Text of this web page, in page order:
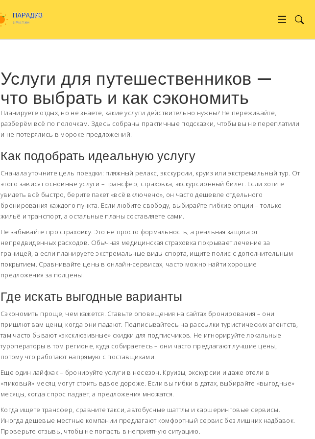
Услуги для путешественников —
что выбрать и как сэкономить
Планируете отдых, но не знаете, какие услуги действительно нужны? Не переживайте,
разберём всё по полочкам. Здесь собраны практичные подсказки, чтобы вы не переплатили
и не потерялись в мороке предложений.
Как подобрать идеальную услугу
Сначала уточните цель поездки: пляжный релакс, экскурсии, круиз или экстремальный тур. От
этого зависят основные услуги – трансфер, страховка, экскурсионный билет. Если хотите
увидеть всё быстро, берите пакет «всё включено», он часто дешевле отдельного
бронирования каждого пункта. Если любите свободу, выбирайте гибкие опции – только
жильё и транспорт, а остальные планы составляете сами.
Не забывайте про страховку. Это не просто формальность, а реальная защита от
непредвиденных расходов. Обычная медицинская страховка покрывает лечение за
границей, а если планируете экстремальные виды спорта, ищите полис с дополнительным
покрытием. Сравнивайте цены в онлайн‑сервисах, часто можно найти хорошие
предложения за полцены.
Где искать выгодные варианты
Сэкономить проще, чем кажется. Ставьте оповещения на сайтах бронирования – они
пришлют вам цены, когда они падают. Подписывайтесь на рассылки туристических агентств,
там часто бывают «эксклюзивные» скидки для подписчиков. Не игнорируйте локальные
туроператоры в том регионе, куда собираетесь – они часто предлагают лучшие цены,
потому что работают напрямую с поставщиками.
Еще один лайфхак – бронируйте услуги в несезон. Круизы, экскурсии и даже отели в
«пиковый» месяц могут стоить вдвое дороже. Если вы гибки в датах, выбирайте «выгодные»
месяцы, когда спрос падает, а предложения множатся.
Когда ищете трансфер, сравните такси, автобусные шаттлы и каршеринговые сервисы.
Иногда дешевые местные компании предлагают комфортный сервис без лишних надбавок.
Проверьте отзывы, чтобы не попасть в неприятную ситуацию.